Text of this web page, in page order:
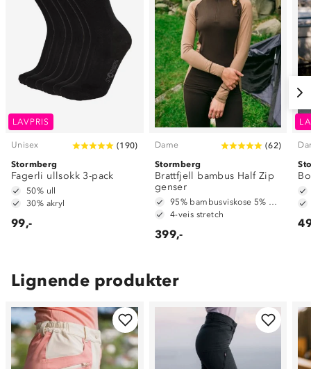
LAVPRIS
Unisex (190)
Stormberg
Fagerli ullsokk 3-pack
50% ull
30% akryl
99,-
Dame (62)
Stormberg
Brattfjell bambus Half Zip
genser
4-veis stretch
399,-
Lignende produkter